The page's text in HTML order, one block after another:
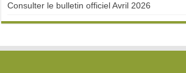
Consulter le bulletin officiel Avril 2026